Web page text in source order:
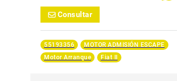
Consultar
55193356
MOTOR ADMISIÓN ESCAPE
Motor Arranque
Fiat II